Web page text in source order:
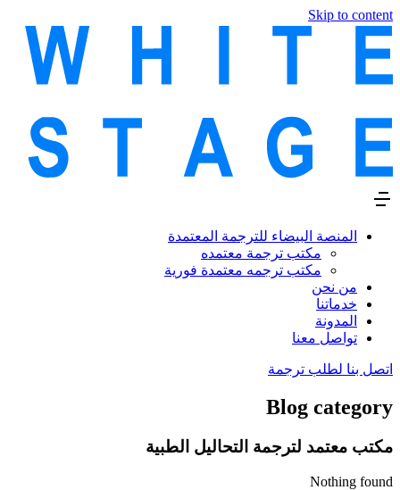
Skip to content
المنصة البيضاء للترجمة المعتمدة
مكتب ترجمة معتمده
مكتب ترجمه معتمدة فورية
من نحن
خدماتنا
المدونة
تواصل معنا
اتصل بنا لطلب ترجمة
Blog category
مكتب معتمد لترجمة التحاليل الطبية
Nothing found